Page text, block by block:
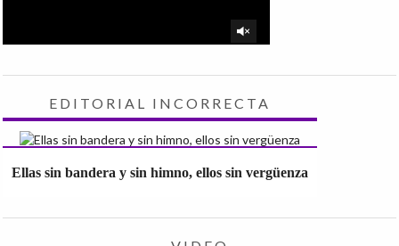
EDITORIAL INCORRECTA
Ellas sin bandera y sin himno, ellos sin vergüenza